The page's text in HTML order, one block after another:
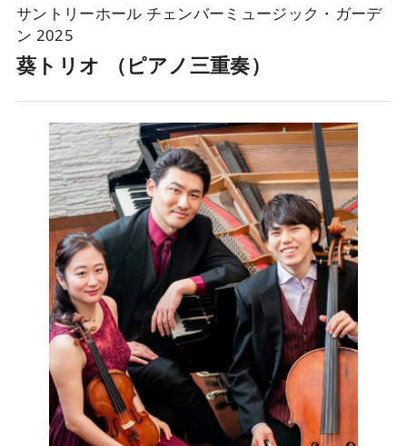
サントリーホール チェンバーミュージック・ガーデ
ン 2025
葵トリオ （ピアノ三重奏）